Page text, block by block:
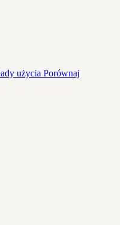
użycia Porównaj